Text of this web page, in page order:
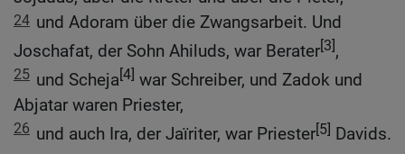
24 und Adoram über die Zwangsarbeit. Und
Joschafat, der Sohn Ahiluds, war Berater[3],
25 und Scheja[4] war Schreiber, und Zadok und
Abjatar waren Priester,
26 und auch Ira, der Jaïriter, war Priester[5] Davids.